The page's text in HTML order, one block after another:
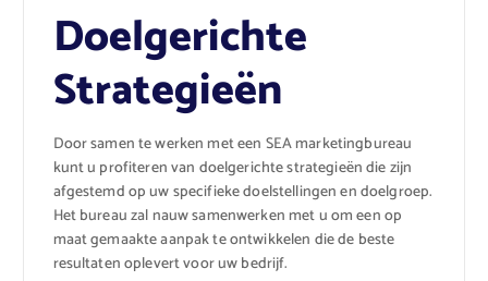
Doelgerichte
Strategieën
Door samen te werken met een SEA marketingbureau
kunt u profiteren van doelgerichte strategieën die zijn
afgestemd op uw specifieke doelstellingen en doelgroep.
Het bureau zal nauw samenwerken met u om een ​​op
maat gemaakte aanpak te ontwikkelen die de beste
resultaten oplevert voor uw bedrijf.